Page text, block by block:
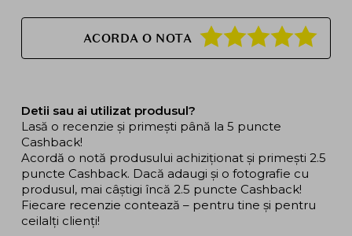
ACORDA O NOTA
Detii sau ai utilizat produsul?
Lasă o recenzie și primești până la 5 puncte
Cashback!
Acordă o notă produsului achiziționat și primești 2.5
puncte Cashback. Dacă adaugi și o fotografie cu
produsul, mai câștigi încă 2.5 puncte Cashback!
Fiecare recenzie contează – pentru tine și pentru
ceilalți clienți!